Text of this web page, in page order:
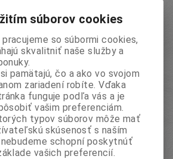
A4 so zipsom a
(čierne)
EAC1132
bez DPH51 EUR
s DPH61,20 EUR
do košíka
súborov cookies
so súbormi cookies,
skvalitniť naše služby a
pamätajú, čo a ako vo svojom
zariadení robíte. Vďaka
funguje podľa vás a je
vašim preferenciám.
typov súborov môže mať
skúsenosť s naším
schopní poskytnúť
vašich preferencií.